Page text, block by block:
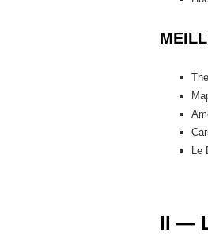
II —